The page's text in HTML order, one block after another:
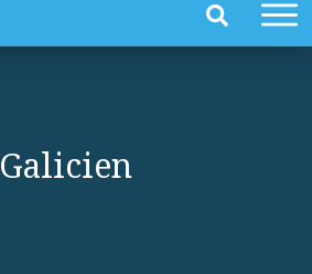
Galicien